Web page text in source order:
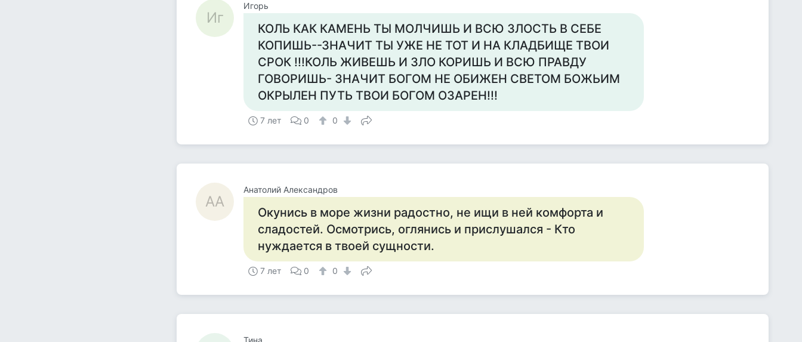
Иг
Игорь
КОЛЬ КАК КАМЕНЬ ТЫ МОЛЧИШЬ И ВСЮ ЗЛОСТЬ В СЕБЕ
КОПИШЬ--ЗНАЧИТ ТЫ УЖЕ НЕ ТОТ И НА КЛАДБИЩЕ ТВОИ
СРОК !!!КОЛЬ ЖИВЕШЬ И ЗЛО КОРИШЬ И ВСЮ ПРАВДУ
ГОВОРИШЬ- ЗНАЧИТ БОГОМ НЕ ОБИЖЕН СВЕТОМ БОЖЬИМ
ОКРЫЛЕН ПУТЬ ТВОИ БОГОМ ОЗАРЕН!!!
7 лет 0 0
АА
Анатолий Александров
Окунись в море жизни радостно, не ищи в ней комфорта и
сладостей. Осмотрись, оглянись и прислушался - Кто
нуждается в твоей сущности.
7 лет 0 0
Тина